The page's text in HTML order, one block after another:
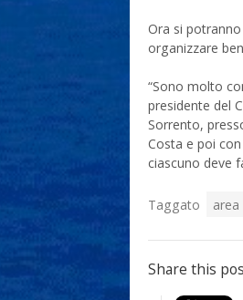
Ora si
organizzare
“Sono molto
presidente del
Sorrento,
Costa e poi
ciascuno deve
Taggato
Share this